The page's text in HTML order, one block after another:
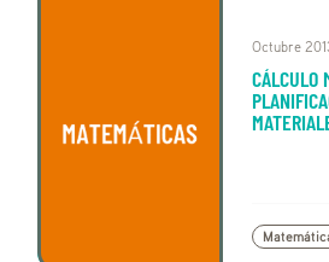
Octubre
CÁLCULO